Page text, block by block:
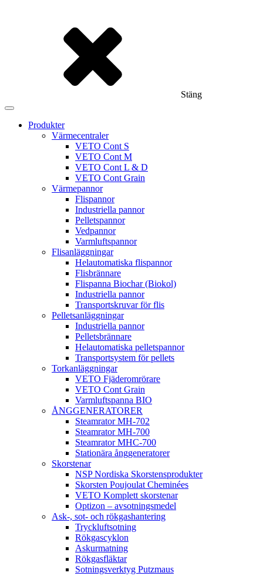
Stäng
Produkter
Värmecentraler
VETO Cont S
VETO Cont M
VETO Cont L & D
VETO Cont Grain
Värmepannor
Flispannor
Industriella pannor
Pelletspannor
Vedpannor
Varmluftspannor
Flisanläggningar
Helautomatiska flispannor
Flisbrännare
Flispanna Biochar (Biokol)
Industriella pannor
Transportskruvar för flis
Pelletsanläggningar
Industriella pannor
Pelletsbrännare
Helautomatiska pelletspannor
Transportsystem för pellets
Torkanläggningar
VETO Fjäderomrörare
VETO Cont Grain
Varmluftspanna BIO
ÅNGGENERATORER
Steamrator MH-702
Steamrator MH-700
Steamrator MHC-700
Stationära ånggeneratorer
Skorstenar
NSP Nordiska Skorstensprodukter
Skorsten Poujoulat Cheminées
VETO Komplett skorstenar
Optizon – avsotningsmedel
Ask-, sot- och rökgashantering
Tryckluftsotning
Rökgascyklon
Askurmatning
Rökgasfläktar
Sotningsverktyg Putzmaus